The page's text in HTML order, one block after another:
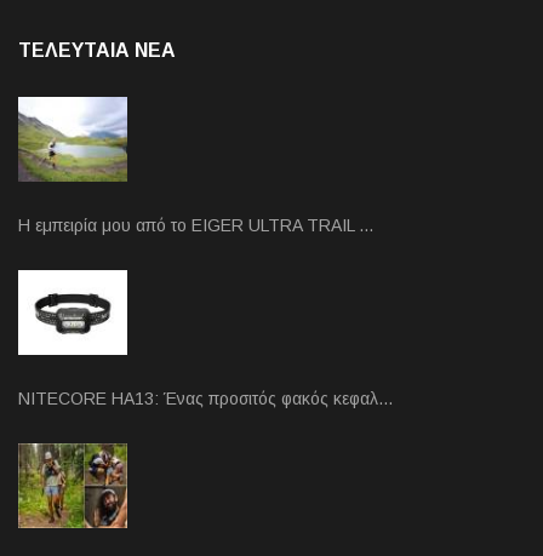
ΤΕΛΕΥΤΑΙΑ NEA
Η εμπειρία μου από το EIGER ULTRA TRAIL …
NITECORE HA13: Ένας προσιτός φακός κεφαλ…